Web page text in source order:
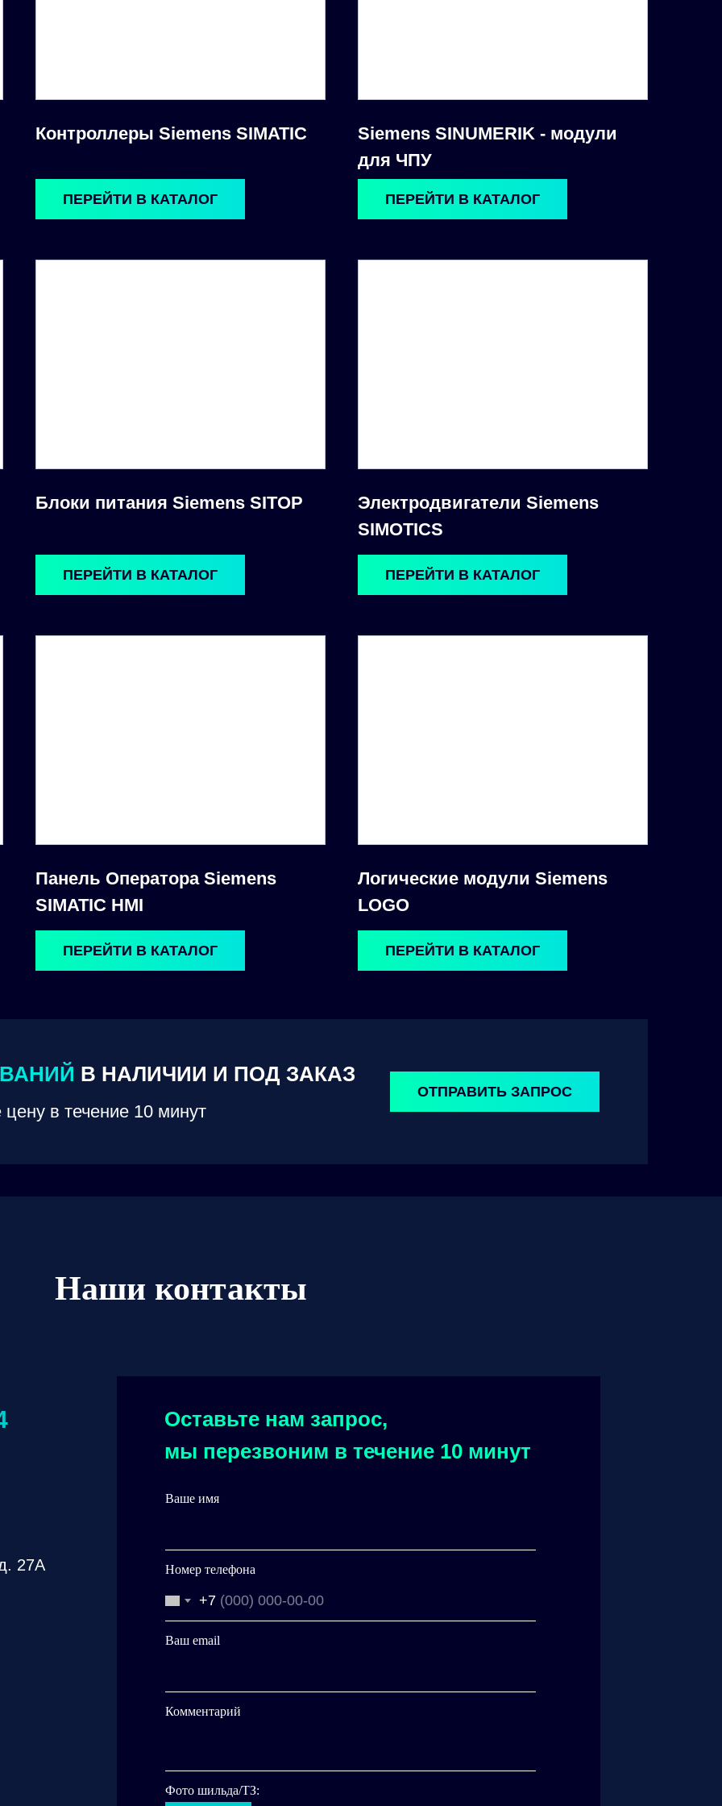
Контроллеры Siemens SIMATIC
Siemens SINUMERIK - модули
для ЧПУ
ПЕРЕЙТИ В КАТАЛОГ ПЕРЕЙТИ В КАТАЛОГ
ОТПРАВИТЬ ЗАПРОС
В НАЛИЧИИ И ПОД ЗАКАЗ
в течение 10 минут
Блоки питания Siemens SITOP
Электродвигатели Siemens
SIMOTICS
ПЕРЕЙТИ В КАТАЛОГ ПЕРЕЙТИ В КАТАЛОГ
Панель Оператора Siemens
SIMATIC HMI
Логические модули Siemens
LOGO
ПЕРЕЙТИ В КАТАЛОГ ПЕРЕЙТИ В КАТАЛОГ
Наши контакты
Оставьте нам запрос,
мы перезвоним в течение 10 минут
Ваше имя
Номер телефона
+7
Ваш email
Комментарий
Фото шильда/ТЗ:
27А